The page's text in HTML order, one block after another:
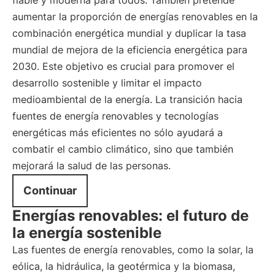
aumentar la proporción de energías renovables en la
combinación energética mundial y duplicar la tasa
mundial de mejora de la eficiencia energética para
2030. Este objetivo es crucial para promover el
desarrollo sostenible y limitar el impacto
medioambiental de la energía. La transición hacia
fuentes de energía renovables y tecnologías
energéticas más eficientes no sólo ayudará a
combatir el cambio climático, sino que también
mejorará la salud de las personas.
Continuar
Energías renovables: el futuro de
la energía sostenible
Las fuentes de energía renovables, como la solar, la
eólica, la hidráulica, la geotérmica y la biomasa,